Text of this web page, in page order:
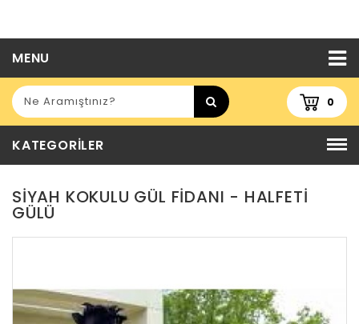
MENU
0
KATEGORILER
SIYAH KOKULU GÜL FIDANI - HALFETI
GÜLÜ